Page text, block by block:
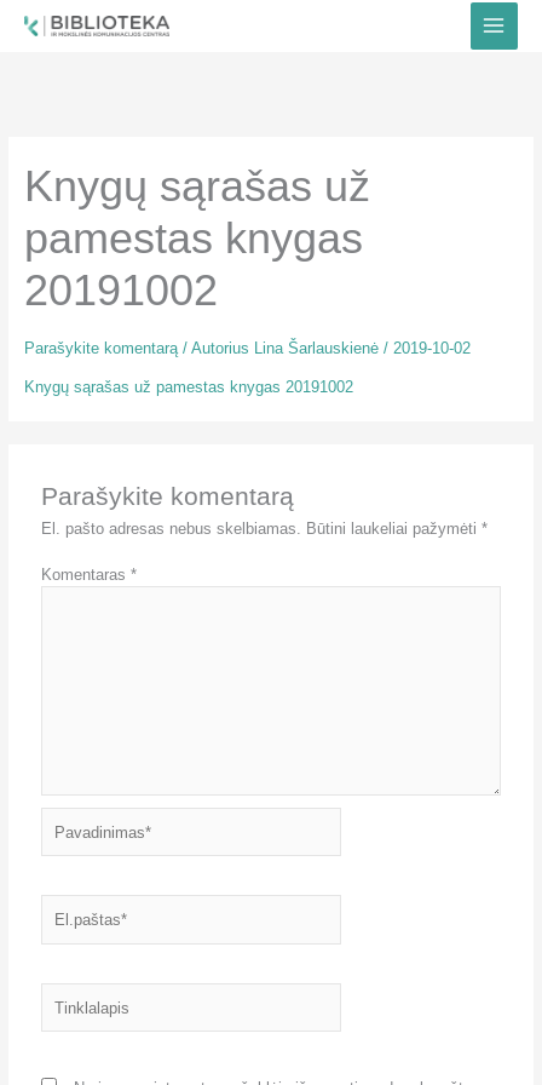
Knygų sąrašas už
pamestas knygas
20191002
Parašykite komentarą / Autorius Lina Šarlauskienė / 2019-10-02
Knygų sąrašas už pamestas knygas 20191002
Parašykite komentarą
El. pašto adresas nebus skelbiamas. Būtini laukeliai pažymėti*
Komentaras*